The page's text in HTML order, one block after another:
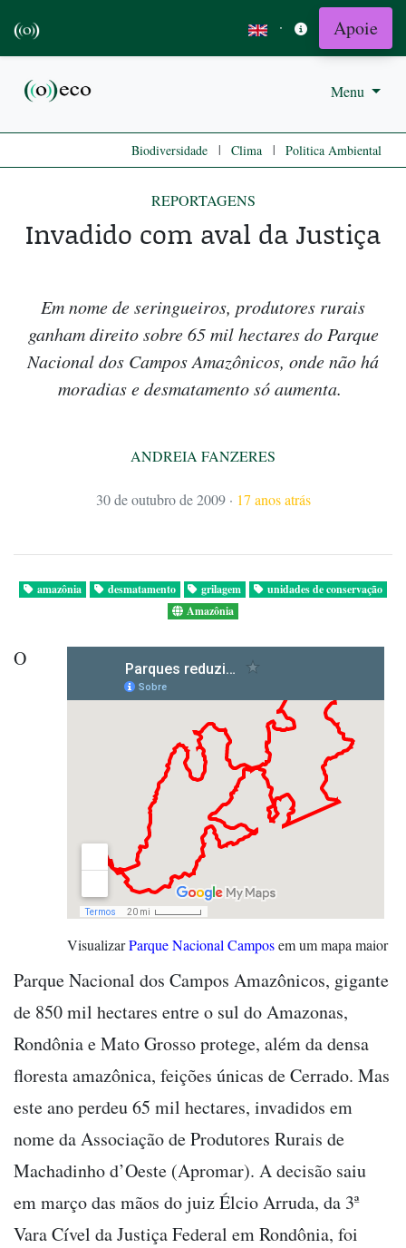
· Apoie
Menu
Biodiversidade | Clima | Politica Ambiental
REPORTAGENS
Invadido com aval da Justiça
Em nome de seringueiros, produtores rurais
ganham direito sobre 65 mil hectares do Parque
Nacional dos Campos Amazônicos, onde não há
moradias e desmatamento só aumenta.
ANDREIA FANZERES
30 de outubro de 2009 · 17 anos atrás
amazônia desmatamento grilagem
unidades de conservação
Amazônia
VisualizarParque Nacional Camposem um mapa maior
O
Parque Nacional dos Campos Amazônicos, gigante
de 850 mil hectares entre o sul do Amazonas,
Rondônia e Mato Grosso protege, além da densa
floresta amazônica, feições únicas de Cerrado. Mas
este ano perdeu 65 mil hectares, invadidos em
nome da Associação de Produtores Rurais de
Machadinho d’Oeste (Apromar). A decisão saiu
em março das mãos do juiz Élcio Arruda, da 3ª
Vara Cível da Justiça Federal em Rondônia, foi